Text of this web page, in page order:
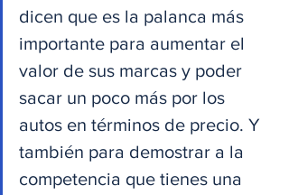
dicen que es la palanca más
importante para aumentar el
valor de sus marcas y poder
sacar un poco más por los
autos en términos de precio. Y
también para demostrar a la
competencia que tienes una